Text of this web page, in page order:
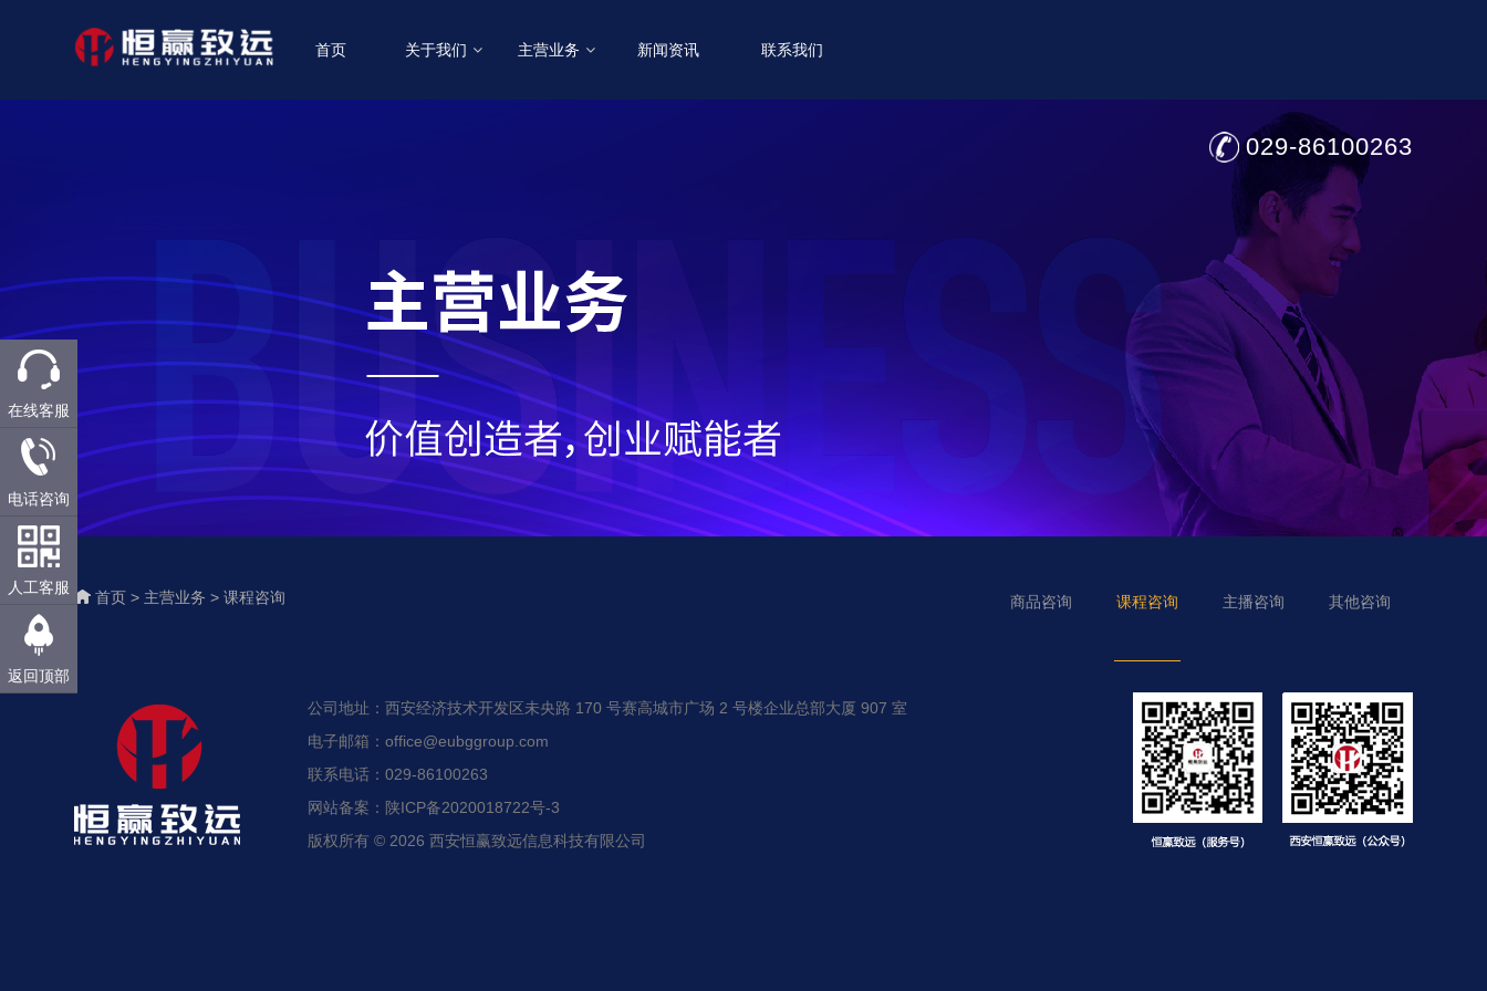
首页 关于我们 主营业务 新闻资讯 联系我们
029-86100263
首页 > 主营业务 >课程咨询 商品咨询 课程咨询 主播咨询 其他咨询
公司地址：西安经济技术开发区未央路 170 号赛高城市广场 2 号楼企业总部大厦 907 室
电子邮箱：office@eubggroup.com
联系电话：029-86100263
网站备案：陕ICP备2020018722号-3
版权所有 © 2026 西安恒赢致远信息科技有限公司
在线客服
电话咨询
人工客服
返回顶部